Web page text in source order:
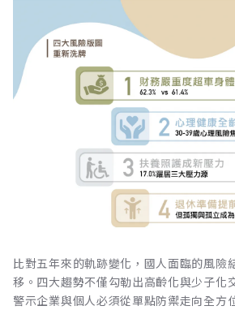
比對五年來的軌跡變化，國人面臨的風險
移。四大趨勢不僅勾勒出高齡化與少子化
警示企業與個人必須從單點防禦走向全方